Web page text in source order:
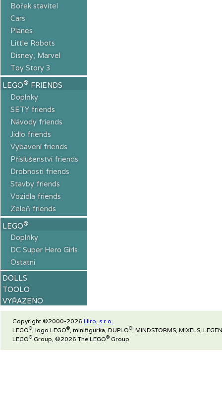
Bořek stavitel
Cars
Planes
Little Robots
Disney, Marvel
Toy Story 3
LEGO® FRIENDS
Doplňky
SETY friends
Návody friends
Jídlo friends
Vybavení friends
Příslušenství friends
Drobnosti friends
Stavby friends
Vozidla friends
Zeleň friends
LEGO®
Doplňky
DC Super Hero Girls
Ostatní
DOLLS
TOOLO
VYŘAZENO
Copyright ©2000-2026 Hiro, s.r.o.
LEGO® , logo LEGO® , minifigurka, DUPLO® , MINDSTORMS, MIXELS,
LEGO® Group, ©2026 The LEGO® Group.